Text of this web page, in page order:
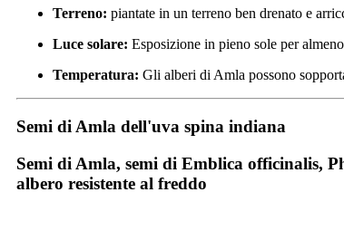
Terreno: piantate in un terreno ben drenato e
Luce solare: Esposizione in pieno sole per
Temperatura: Gli alberi di Amla possono
Semi di Amla dell'uva spina indiana
Semi di Amla, semi di Emblica officinalis,
albero resistente al freddo